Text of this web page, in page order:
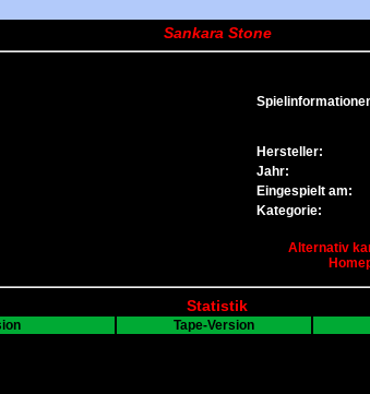
Sankara Stone
Hersteller:
Jahr:
Eingespielt am:
Kategorie:
Alternativ
Statistik
Tape-Version